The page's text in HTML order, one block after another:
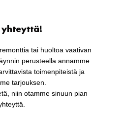
yhteyttä!
tai huoltoa vaativan
perusteella annamme
toimenpiteistä ja
tarjouksen.
niin otamme sinuun pian